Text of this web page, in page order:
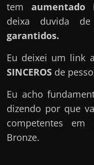
temaumentado
deixa duvida
garantidos.
Eu deixei um link
SINCEROS de
Eu acho
dizendo por que
competentes em
Bronze.